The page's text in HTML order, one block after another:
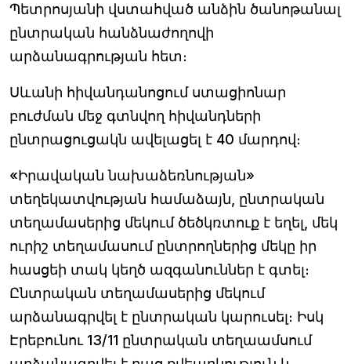
Պետրոսյանի վստահված անձին ծանոթանալ
ընտրական հանձնաժողովի
արձանագրության հետ։
Սևանի հիվանդանոցում ստացիոնար
բուժման մեջ գտնվող հիվանդների
ընտրացուցակն ավելացել է 40 մարդով։
«Իրավական նախաձեռնության»
տեղեկատվության համաձայն, ընտրական
տեղամասերից մեկում ծեծկռտուք է եղել, մեկ
ուրիշ տեղամասում ընտրողներից մեկը իր
հասցեի տակ կեղծ ազգանուններ է գտել։
Ընտրական տեղամասերից մեկում
արձանագրվել է ընտրական կարուսել։ Իսկ
Էրեբունու 13/11 ընտրական տեղաամսում